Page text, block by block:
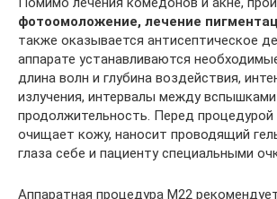
фотоомоложение, лечение
также оказывается антисептическое
аппарате устанавливаются
длина волн и глубина воздействия,
излучения, интервалы между вспышками
продолжительность. Перед
очищает кожу, наносит проводящий
глаза себе и пациенту специальными
Аппаратная процедура М22